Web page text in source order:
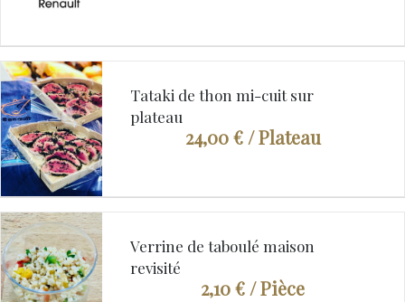
Tataki de thon mi-cuit sur
plateau
24,00 €/ Plateau
Verrine de taboulé maison
revisité
2,10 € / Pièce